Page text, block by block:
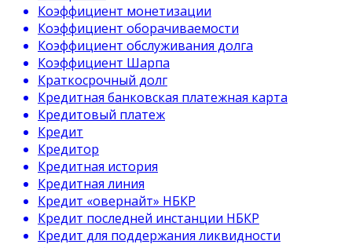
Коэффициент монетизации
Коэффициент оборачиваемости
Коэффициент обслуживания долга
Коэффициент Шарпа
Краткосрочный долг
Кредитная банковская платежная карта
Кредитовый платеж
Кредит
Кредитор
Кредитная история
Кредитная линия
Кредит «овернайт» НБКР
Кредит последней инстанции НБКР
Кредит для поддержания ликвидности